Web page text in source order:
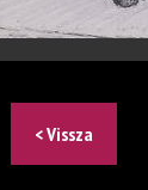
< Vissza